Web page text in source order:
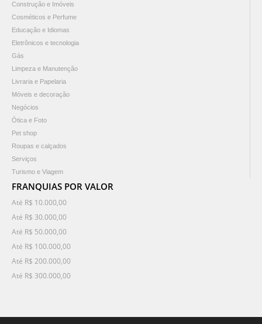
Construção e Imóveis
Cosméticos e Perfume
Educação e Idiomas
Eletrônicos e tecnologia
Gás
Limpeza e Manutenção
Livraria e Papelaria
Móveis e decoração
Negócios
Ótica e Foto
Pet shop
Roupas e calçados
Serviços
Turismo e Viagem
FRANQUIAS POR VALOR
Até R$ 10.000,00
Até R$ 30.000,00
Até R$ 50.000,00
Até R$ 100.000,00
Até R$ 200.000,00
Até R$ 300.000,00